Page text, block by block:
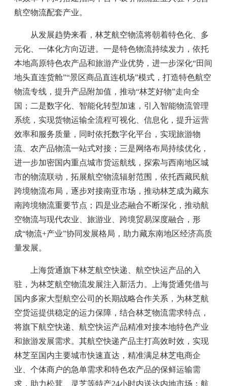
航空物流配套产业。
从发展趋势来看，林芝航空物流将朝着特色化、多
元化、一体化方向迈进。一是特色物流持续发力，依托
本地高原特色农产品和旅游产业优势，进一步深化“田间
地头直连货舱”“景区商品直连机场”模式，打造特色航空
物流专线，提升产品附加值，推动“林芝好物”走向全
国；二是数字化、智能化转型加速，引入智能物流管理
系统，实现货物运输全流程可视化、信息化，提升运营
效率和服务质量，同时依托数字化平台，实现旅游物
流、农产品物流一站式对接；三是网络布局持续优化，
进一步加密国内重点城市货运航线，探索与西南地区城
市的物流联动，拓展航空物流辐射范围，依托西藏民航
跨境物流布局，逐步对接南亚市场，推动林芝成为藏东
南跨境物流重要节点；四是业态融合不断深化，推动航
空物流与现代农业、旅游业、跨境贸易深度融合，形
成“物流+产业”协同发展格局，助力藏东南地区经济高质
量发展。
上海货通旗下林芝航空快递、航空快运产品的入
驻，为林芝航空物流发展注入新活力。上海货通凭借与
国内多家大型航空公司的长期战略合作关系，为林芝航
空货运提供稳定的运力保障，结合林芝物流需求特点，
将旗下航空快递、航空快运产品精准对接本地特色产业
和旅游发展需求。其航空快递产品主打高效时效，实现
林芝至国内主要城市快速直达，精准满足林芝电商企
业、个体商户的急单需求和特色农产品的保鲜运输需
求，助力松茸、灵芝等特产24小时内送达内地市场；航